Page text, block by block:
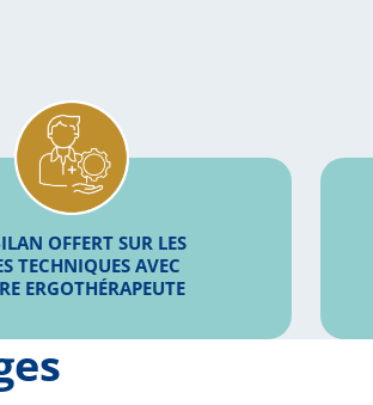
OFFERT SUR LES
TECHNIQUES AVEC
ERGOTHÉRAPEUTE